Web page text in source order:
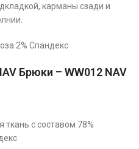
карманы сзади и
2% Спандекс
Брюки – WW012 NAV
с составом 78%